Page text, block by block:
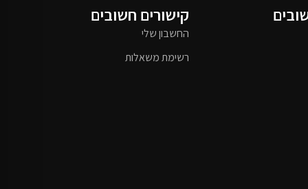
קישורים חשובים
החשבון שלי
רשימת משאלות